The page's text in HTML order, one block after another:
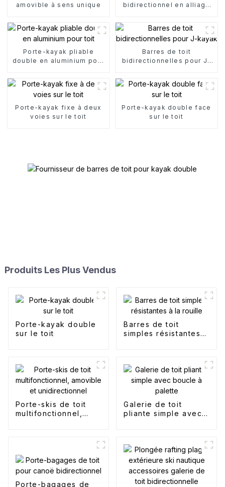
amovible à sens unique
bidirectionnel en alliage
Porte-kayak pliable
double en aluminium pour
Barres de toit
bidirectionnelles pour J-
Porte-kayak fixe à deux
voies sur le toit
Porte-kayak double face
sur le toit
Produits Les Plus Vendus
Porte-kayak double
sur le toit
Barres de toit
simples résistantes à
Porte-skis de toit
multifonctionnel,
Galerie de toit
pliante simple avec
Porte-bagages de